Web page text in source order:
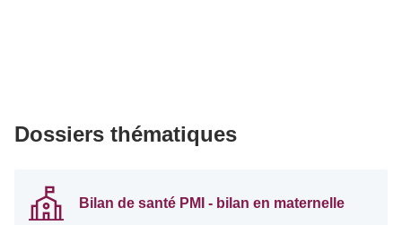
Dossiers thématiques
Bilan de santé PMI - bilan en maternelle